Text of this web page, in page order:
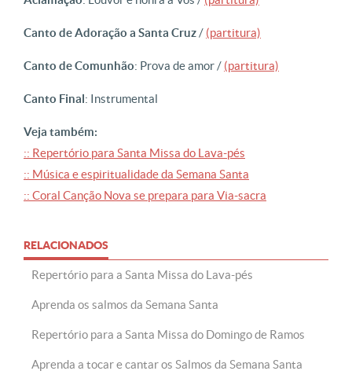
Canto de Adoração a Santa Cruz/ (partitura)
Canto de Comunhão: Prova de amor / (partitura)
Canto Final: Instrumental
Veja também:
:: Repertório para Santa Missa do Lava-pés
:: Música e espiritualidade da Semana Santa
:: Coral Canção Nova se prepara para Via-sacra
RELACIONADOS
Repertório para a Santa Missa do Lava-pés
Aprenda os salmos da Semana Santa
Repertório para a Santa Missa do Domingo de Ramos
Aprenda a tocar e cantar os Salmos da Semana Santa